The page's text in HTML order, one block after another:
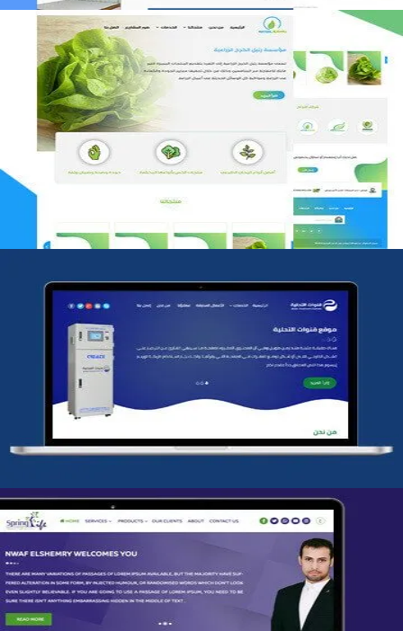
مؤسسة رتيل الخرج الزراعية
التفاصيل
شركة قنوات التحليه
التفاصيل
تصميم spring life